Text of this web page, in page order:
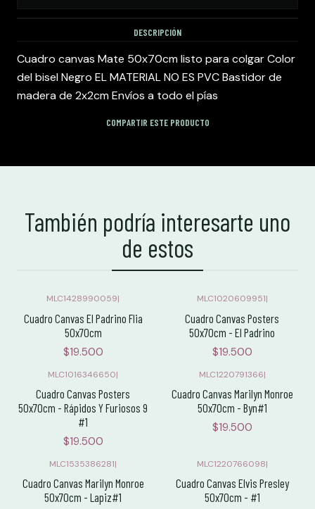
DESCRIPCIÓN
Cuadro canvas Mate 50x70cm listo para colgar Color
del bisel Negro EL MATERIAL NO ES PVC Bastidor de
madera de 2x2cm Envíos a todo el pías
COMPARTIR ESTE PRODUCTO
También podría interesarte uno
de estos
MLC1428990059|
Cuadro Canvas El Padrino Flia
50x70cm
$19.500
MLC1020609951|
Cuadro Canvas Posters
50x70cm - El Padrino
$19.500
MLC1016346650|
Cuadro Canvas Posters
50x70cm - Rápidos Y Furiosos 9
#1
$19.500
MLC1220791366|
Cuadro Canvas Marilyn Monroe
50x70cm - Byn#1
$19.500
MLC1535386281|
Cuadro Canvas Marilyn Monroe
50x70cm - Lapiz#1
MLC1220766098|
Cuadro Canvas Elvis Presley
50x70cm - #1